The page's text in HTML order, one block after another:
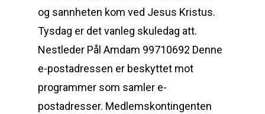
og sannheten kom ved Jesus Kristus.
Tysdag er det vanleg skuledag att.
Nestleder Pål Amdam 99710692 Denne
e-postadressen er beskyttet mot
programmer som samler e-
postadresser. Medlemskontingenten